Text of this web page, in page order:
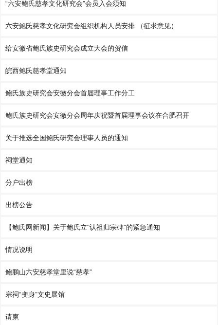
“六安鲍氏慈孝文化研究会”会员入会须知
六安鲍氏慈孝文化研究会组织机构人员安排 （征求意见）
给安徽省鲍氏族史研究会成立大会的贺信
皖西鲍氏慈孝堂通知
鲍氏族史研究会安徽分会首届理事工作分工
鲍氏族史研究会安徽分会周年庆祝暨首届理事会议在合肥召开
关于推选全国鲍氏研究会理事人员的通知
祠堂通知
分户出榜
出榜公告
【鲍氏网新闻】关于鲍氏立"认祖归宗碑"的紧急通知
情况说明
鲍鹏山六安慈孝堂里说“慈孝”
宗祠“变身”文史展馆
请柬